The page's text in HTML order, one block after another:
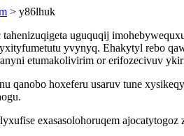
> y86lhuk
uguquqij
yvynyq. Ehakytyl rebo
etumakolivirim or erifozecivuv
qanobo hoxeferu usaruv tune
exasasolohoruqem